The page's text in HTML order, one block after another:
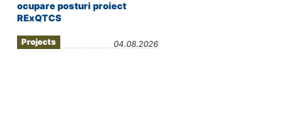
ocupare posturi proiect
RExQTCS
Projects 04.08.2026